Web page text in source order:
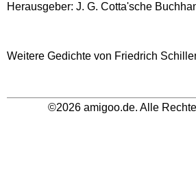
Herausgeber: J. G. Cotta'sche
Weitere Gedichte von Friedrich
©2026 amigoo.de. Alle